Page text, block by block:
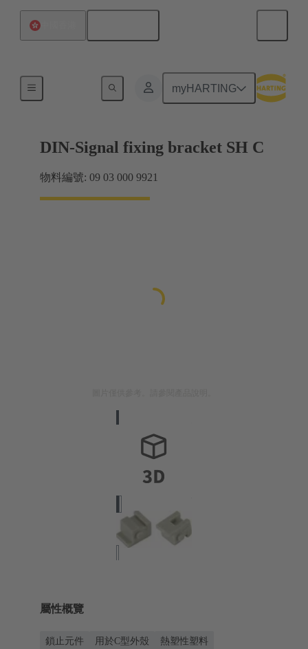
myHARTING
DIN-Signal fixing bracket SH C
物料編號: 09 03 000 9921
屬性概覽
鎖止元件 用於C型外殼
熱塑性塑料